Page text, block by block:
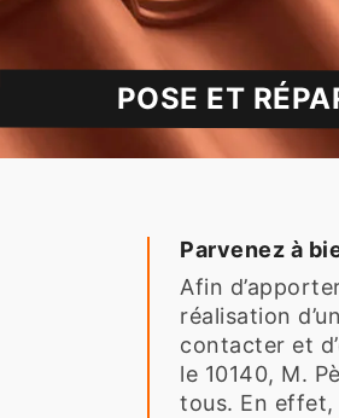
POSE ET
Parvenez à
Afin
réalisation
contacter et
le 10140, M.
tous. En effet,